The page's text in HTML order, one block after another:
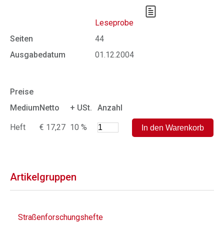
Leseprobe
Seiten
44
Ausgabedatum
01.12.2004
Preise
MediumNetto + USt. Anzahl
Heft € 17,27 10 %
Artikelgruppen
Straßenforschungshefte